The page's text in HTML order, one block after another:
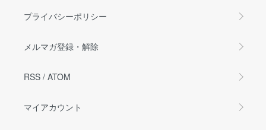
プライバシーポリシー
メルマガ登録・解除
RSS / ATOM
マイアカウント